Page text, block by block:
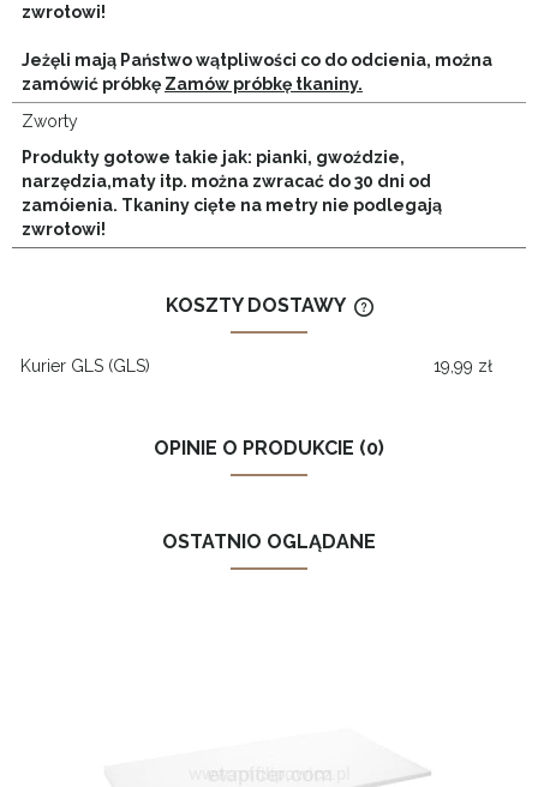
zwrotowi!
Jeżęli mają Państwo wątpliwości co do odcienia, można
zamówić próbkę Zamów próbkę tkaniny.
Zworty
Produkty gotowe takie jak: pianki, gwoździe,
narzędzia,maty itp. można zwracać do 30 dni od
zamóienia. Tkaniny cięte na metry nie podlegają
zwrotowi!
KOSZTY DOSTAWY
Kurier GLS (GLS) 19,99 zł
OPINIE O PRODUKCIE (0)
OSTATNIO OGLĄDANE